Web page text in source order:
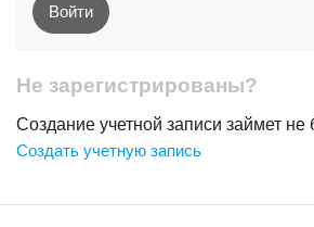
Войти
Не зарегистрированы?
Создание учетной записи займет
Создать учетную запись